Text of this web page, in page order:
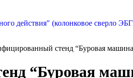
стенд “Буровая
“Буровая